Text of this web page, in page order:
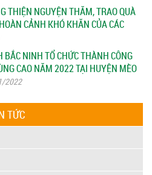
THIỆN NGUYỆN THĂM, TRAO QUÀ
CẢNH KHÓ KHĂN CỦA CÁC
NINH TỔ CHỨC THÀNH CÔNG
CAO NĂM 2022 TẠI HUYỆN MÈO
2022
TỨC